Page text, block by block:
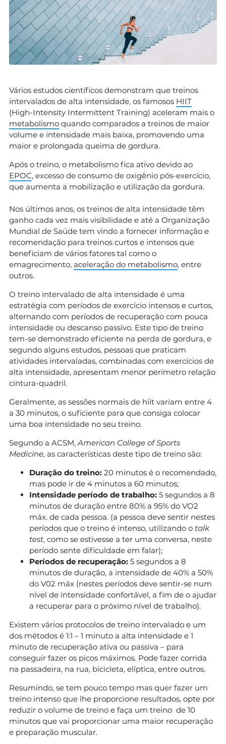
Vários estudos científicos demonstram que treinos
intervalados de alta intensidade, os famosos HIIT
(High-Intensity Intermittent Training) aceleram mais o
metabolismo quando comparados a treinos de maior
volume e intensidade mais baixa, promovendo uma
maior e prolongada queima de gordura.
Após o treino, o metabolismo fica ativo devido ao
EPOC, excesso de consumo de oxigênio pós-exercício,
que aumenta a mobilização e utilização da gordura.
Nos últimos anos, os treinos de alta intensidade têm
ganho cada vez mais visibilidade e até a Organização
Mundial de Saúde tem vindo a fornecer informação e
recomendação para treinos curtos e intensos que
beneficiam de vários fatores tal como o
emagrecimento, aceleração do metabolismo, entre
outros.
O treino intervalado de alta intensidade é uma
estratégia com períodos de exercício intensos e curtos,
alternando com períodos de recuperação com pouca
intensidade ou descanso passivo. Este tipo de treino
tem-se demonstrado eficiente na perda de gordura, e
segundo alguns estudos, pessoas que praticam
atividades intervaladas, combinadas com exercícios de
alta intensidade, apresentam menor perímetro relação
cintura-quadril.
Geralmente, as sessões normais de hiit variam entre 4
a 30 minutos, o suficiente para que consiga colocar
uma boa intensidade no seu treino.
Segundo a ACSM,American College of Sports
Medicine, as características deste tipo de treino são:
Duração do treino: 20 minutos é o recomendado,
mas pode ir de 4 minutos a 60 minutos;
Intensidade período de trabalho: 5 segundos a 8
minutos de duração entre 80% a 95% do VO2
máx. de cada pessoa. (a pessoa deve sentir nestes
períodos que o treino é intenso, utilizando o talk
test, como se estivesse a ter uma conversa, neste
período sente dificuldade em falar);
Períodos de recuperação: 5 segundos a 8
minutos de duração, a intensidade de 40% a 50%
do V02 máx (nestes períodos deve sentir-se num
nível de intensidade confortável, a fim de o ajudar
a recuperar para o próximo nível de trabalho).
Existem vários protocolos de treino intervalado e um
dos métodos é 1:1 – 1 minuto a alta intensidade e 1
minuto de recuperação ativa ou passiva – para
conseguir fazer os picos máximos. Pode fazer corrida
na passadeira, na rua, bicicleta, elíptica, entre outros.
Resumindo, se tem pouco tempo mas quer fazer um
treino intenso que lhe proporcione resultados, opte por
reduzir o volume de treino e faça um treino de 10
minutos que vai proporcionar uma maior recuperação
e preparação muscular.